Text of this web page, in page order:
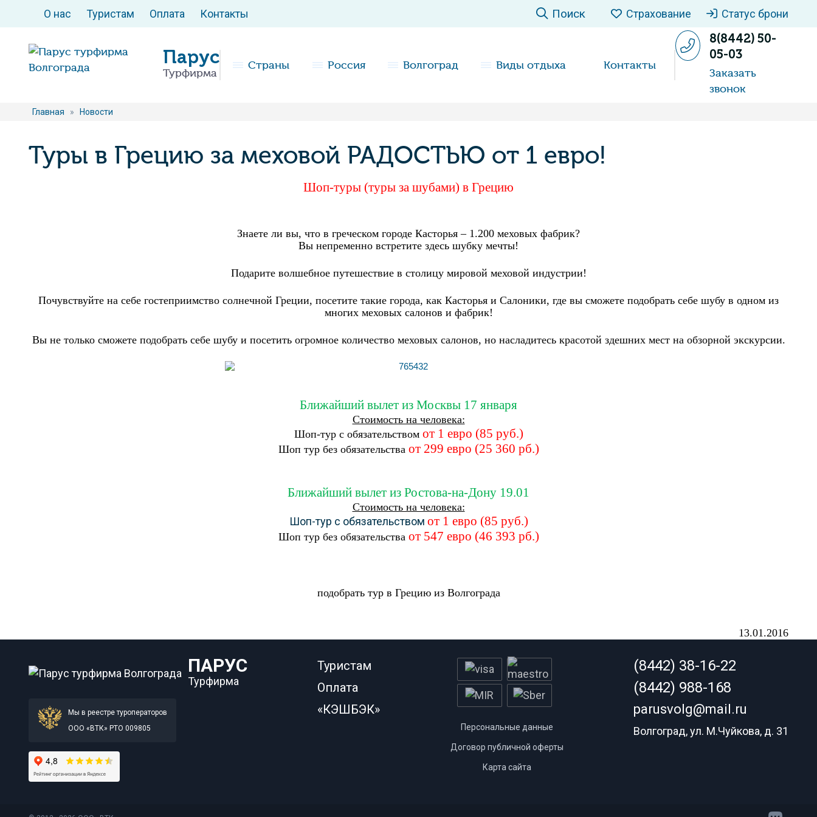
О нас Туристам Оплата Контакты Поиск Страхование Статус брони
Парус
Турфирма
Страны Россия Волгоград Виды отдыха Контакты
8(8442) 50-
05-03
Заказать
звонок
Главная » Новости
Туры в Грецию за меховой РАДОСТЬЮ от 1 евро!
Шоп-туры (туры за шубами) в Грецию
Знаете ли вы, что в греческом городе Касторья – 1.200 меховых фабрик?
Вы непременно встретите здесь шубку мечты!
Подарите волшебное путешествие в столицу мировой меховой индустрии!
Почувствуйте на себе гостеприимство солнечной Греции, посетите такие города, как Касторья и Салоники, где вы сможете подобрать себе шубу в одном из
многих меховых салонов и фабрик!
Вы не только сможете подобрать себе шубу и посетить огромное количество меховых салонов, но насладитесь красотой здешних мест на обзорной экскурсии.
Ближайший вылет из Москвы 17 января
Стоимость на человека:
Шоп-тур с обязательством от 1 евро (85 руб.)
Шоп тур без обязательства от 299 евро (25 360 рб.)
Ближайший вылет из Ростова-на-Дону 19.01
Стоимость на человека:
Шоп-тур с обязательством от 1 евро (85 руб.)
Шоп тур без обязательства от 547 евро (46 393 рб.)
подобрать тур в Грецию из Волгограда
13.01.2016
ПАРУС
Турфирма
Мы в реестре туроператоров
ООО «ВТК» РТО 009805
Туристам
Оплата
«КЭШБЭК»
Персональные данные
Договор публичной оферты
Карта сайта
(8442) 38-16-22
(8442) 988-168
parusvolg@mail.ru
Волгоград, ул. М.Чуйкова, д. 31